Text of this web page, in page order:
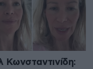
Κωνσταντινίδη: